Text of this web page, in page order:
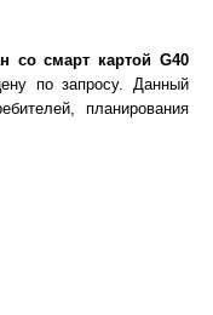
со смарт картой G40
по запросу. Данный
планирования